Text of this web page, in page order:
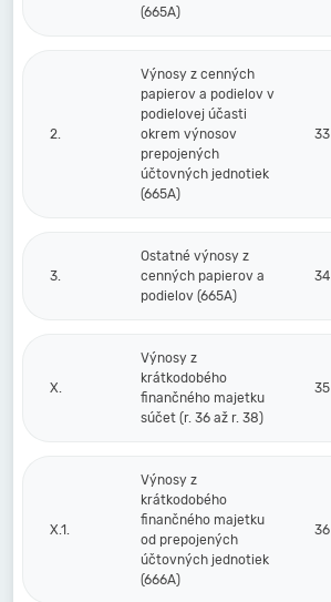
(665A)
2.
Výnosy z cenných
papierov a podielov v
podielovej účasti
okrem výnosov
prepojených
účtovných jednotiek
(665A)
33
3.
Ostatné výnosy z
cenných papierov a
podielov (665A)
34
X.
Výnosy z
krátkodobého
finančného majetku
súčet (r. 36 až r. 38)
35
X.1.
Výnosy z
krátkodobého
finančného majetku
od prepojených
účtovných jednotiek
(666A)
36